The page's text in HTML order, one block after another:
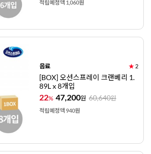
적립예정액 1,060원
음료 ★ 2
[BOX] 오션스프레이 크랜베리 1.
89L x 8개입
22% 47,200원 60,640원
적립예정액 940원